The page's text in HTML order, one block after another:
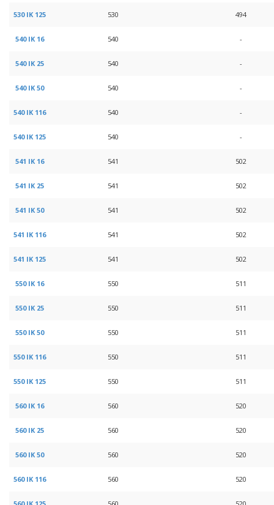
530 IK 125 530 494
540 IK 16 540 -
540 IK 25 540 -
540 IK 50 540 -
540 IK 116 540 -
540 IK 125 540 -
541 IK 16 541 502
541 IK 25 541 502
541 IK 50 541 502
541 IK 116 541 502
541 IK 125 541 502
550 IK 16 550 511
550 IK 25 550 511
550 IK 50 550 511
550 IK 116 550 511
550 IK 125 550 511
560 IK 16 560 520
560 IK 25 560 520
560 IK 50 560 520
560 IK 116 560 520